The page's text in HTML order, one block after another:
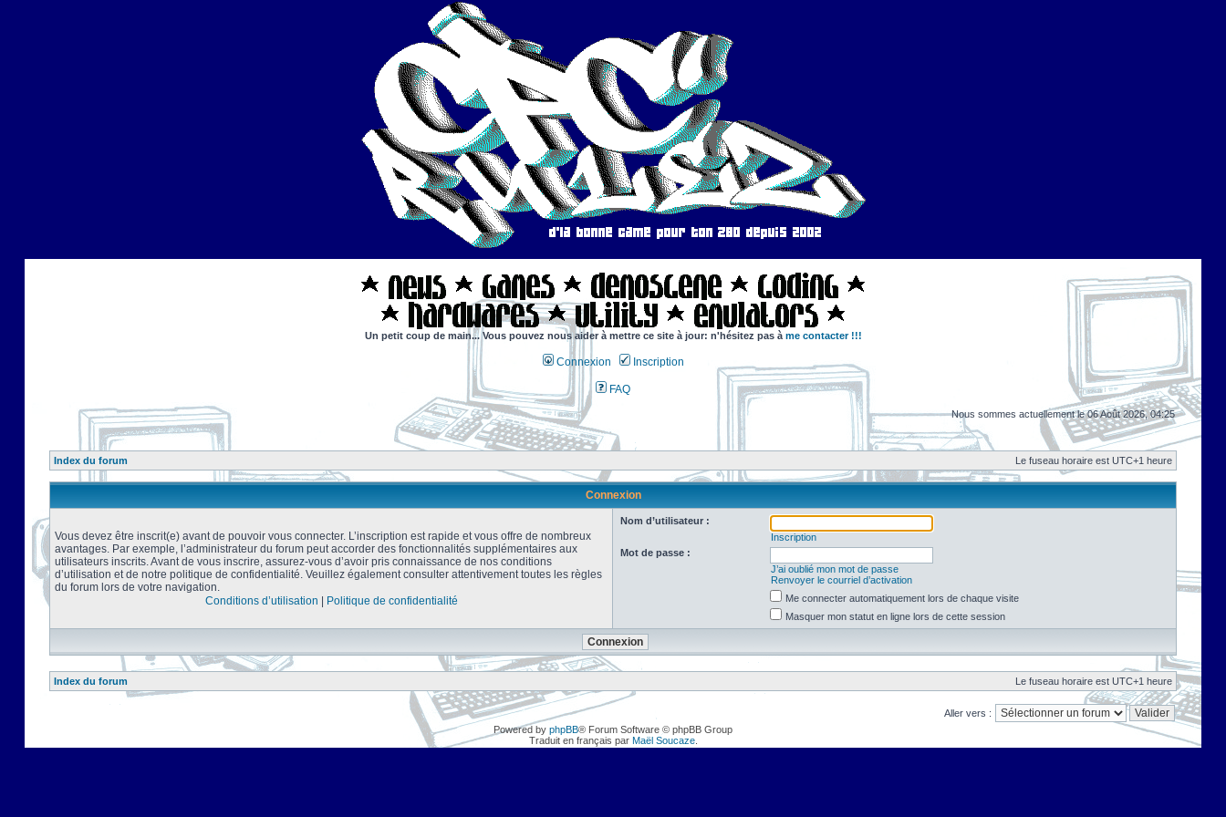
Un petit coup de main... Vous pouvez nous aider à mettre ce site à jour: n'hésitez pas à me contacter !!!
Connexion Inscription
FAQ
Nous sommes actuellement le 06 Août 2026, 04:25
Index du forum Le fuseau horaire est UTC+1 heure
Connexion
Vous devez être inscrit(e) avant de pouvoir vous connecter. L’inscription est rapide et vous offre de nombreux
avantages. Par exemple, l’administrateur du forum peut accorder des fonctionnalités supplémentaires aux
utilisateurs inscrits. Avant de vous inscrire, assurez-vous d’avoir pris connaissance de nos conditions
d’utilisation et de notre politique de confidentialité. Veuillez également consulter attentivement toutes les règles
du forum lors de votre navigation.
Conditions d’utilisation
Politique de confidentialité
Nom d’utilisateur :
Inscription
Mot de passe :
J’ai oublié mon mot de passe
Renvoyer le courriel d’activation
Me connecter automatiquement lors de chaque visite
Masquer mon statut en ligne lors de cette session
Index du forum Le fuseau horaire est UTC+1 heure
Aller vers :
Powered by phpBB® Forum Software © phpBB Group
Traduit en français par Maël Soucaze.